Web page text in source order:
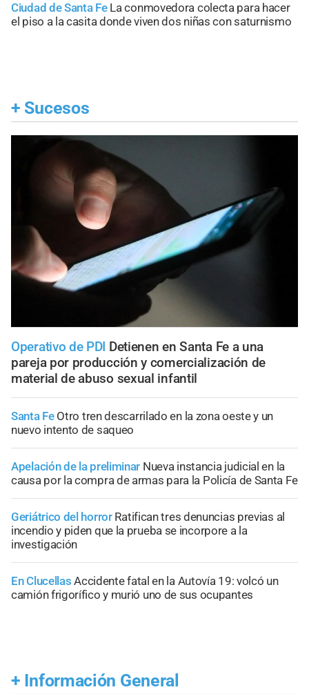
Ciudad de Santa Fe La conmovedora colecta para hacer
el piso a la casita donde viven dos niñas con saturnismo
+ Sucesos
Operativo de PDI Detienen en Santa Fe a una
pareja por producción y comercialización de
material de abuso sexual infantil
Santa Fe Otro tren descarrilado en la zona oeste y un
nuevo intento de saqueo
Apelación de la preliminar Nueva instancia judicial en la
causa por la compra de armas para la Policía de Santa Fe
Geriátrico del horror Ratifican tres denuncias previas al
incendio y piden que la prueba se incorpore a la
investigación
En Clucellas Accidente fatal en la Autovía 19: volcó un
camión frigorífico y murió uno de sus ocupantes
+ Información General